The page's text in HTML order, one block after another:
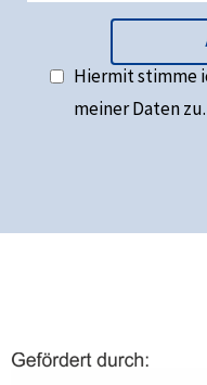
Hiermit stimme
meiner Daten zu.